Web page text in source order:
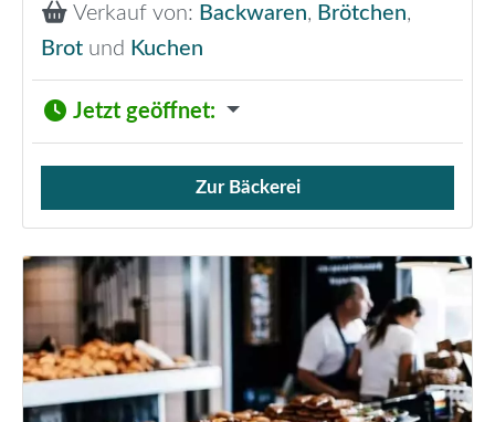
Verkauf von: Backwaren, Brötchen,
Brot und Kuchen
Jetzt geöffnet:
Verkauf von Brötchen,
Zur Bäckerei